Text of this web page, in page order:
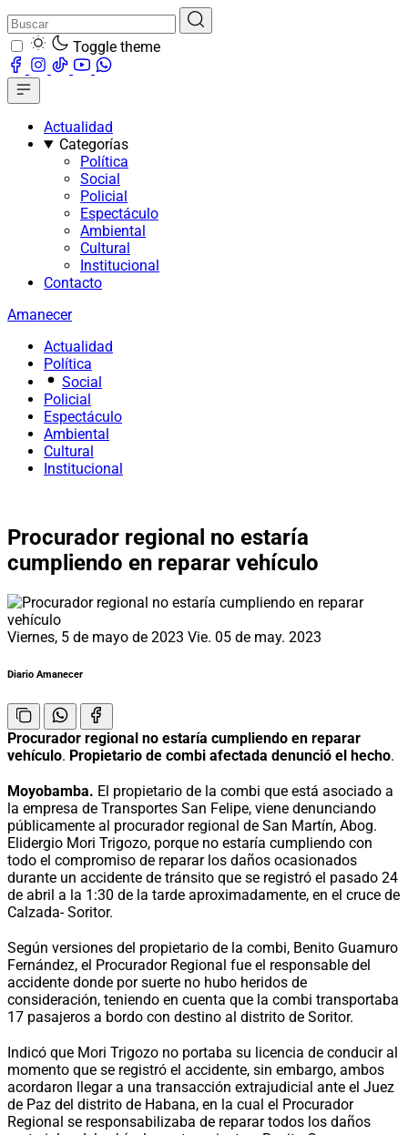
Toggle theme
Actualidad
Categorías
Política
Social
Policial
Espectáculo
Ambiental
Cultural
Institucional
Contacto
Amanecer
Actualidad
Política
Social
Policial
Espectáculo
Ambiental
Cultural
Institucional
Procurador regional no estaría
cumpliendo en reparar vehículo
Viernes, 5 de mayo de 2023 Vie. 05 de may. 2023
Diario Amanecer
Procurador regional no estaría cumpliendo en reparar
vehículo. Propietario de combi afectada denunció el hecho.
Moyobamba. El propietario de la combi que está asociado a
la empresa de Transportes San Felipe, viene denunciando
públicamente al procurador regional de San Martín, Abog.
Elidergio Mori Trigozo, porque no estaría cumpliendo con
todo el compromiso de reparar los daños ocasionados
durante un accidente de tránsito que se registró el pasado 24
de abril a la 1:30 de la tarde aproximadamente, en el cruce de
Calzada- Soritor.
Según versiones del propietario de la combi, Benito Guamuro
Fernández, el Procurador Regional fue el responsable del
accidente donde por suerte no hubo heridos de
consideración, teniendo en cuenta que la combi transportaba
17 pasajeros a bordo con destino al distrito de Soritor.
Indicó que Mori Trigozo no portaba su licencia de conducir al
momento que se registró el accidente, sin embargo, ambos
acordaron llegar a una transacción extrajudicial ante el Juez
de Paz del distrito de Habana, en la cual el Procurador
Regional se responsabilizaba de reparar todos los daños